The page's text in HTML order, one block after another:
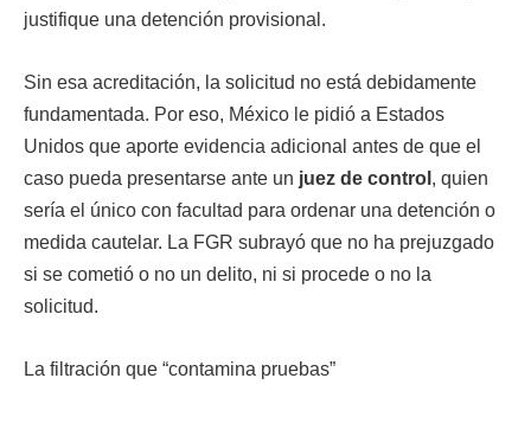
justifique una detención provisional.
Sin esa acreditación, la solicitud no está debidamente
fundamentada. Por eso, México le pidió a Estados
Unidos que aporte evidencia adicional antes de que el
caso pueda presentarse ante un juez de control , quien
sería el único con facultad para ordenar una detención o
medida cautelar. La FGR subrayó que no ha prejuzgado
si se cometió o no un delito, ni si procede o no la
solicitud.
La filtración que “contamina pruebas”